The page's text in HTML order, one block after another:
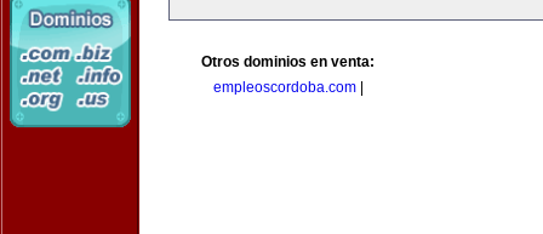
Otros dominios en venta:
empleoscordoba.com|